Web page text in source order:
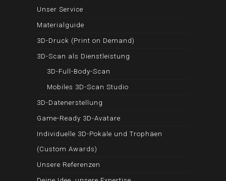
Unser Service
Materialguide
3D-Druck (Print on Demand)
3D-Scan als Dienstleistung
3D-Full-Body-Scan
Mobiles 3D-Scan Studio
3D-Datenerstellung
Game-Ready 3D-Avatare
Individuelle 3D-Pokale und Trophäen
(Custom Awards)
Unsere Referenzen